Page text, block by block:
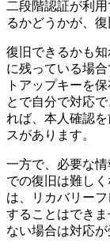
二段階認証が利
るかどうかが、
復旧できるかも
に残っている場
トアップキーを
とで自分で対応
れば、本人確認
スがあります。
一方で、必要な
での復旧は難し
は、リカバリー
することはでき
ない場合は対応